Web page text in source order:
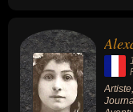
l’eau
ans,